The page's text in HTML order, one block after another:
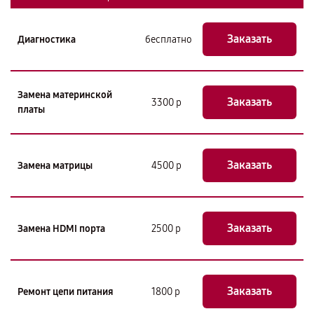
Диагностика бесплатно Заказать
Замена материнской
платы
3300 р Заказать
Замена матрицы 4500 р Заказать
Замена HDMI порта 2500 р Заказать
Ремонт цепи питания 1800 р Заказать